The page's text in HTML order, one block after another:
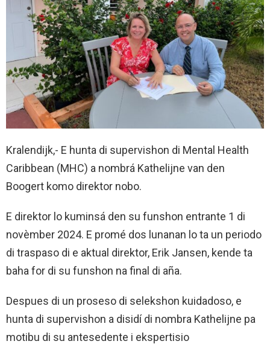
Kralendijk,- E hunta di supervishon di Mental Health
Caribbean (MHC) a nombrá Kathelijne van den
Boogert komo direktor nobo.
E direktor lo kuminsá den su funshon entrante 1 di
novèmber 2024. E promé dos lunanan lo ta un periodo
di traspaso di e aktual direktor, Erik Jansen, kende ta
baha for di su funshon na final di aña.
Despues di un proseso di selekshon kuidadoso, e
hunta di supervishon a disidí di nombra Kathelijne pa
motibu di su antesedente i ekspertisio